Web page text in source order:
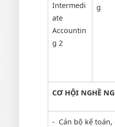
Intermedi
ate
Accountin
g 2
g
CƠ HỘI NGHỀ
- Cán bộ kế toán,